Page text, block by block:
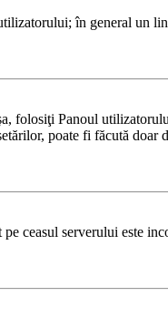
în general un
folosiţi Panoul
poate fi făcută
ceasul serverului este